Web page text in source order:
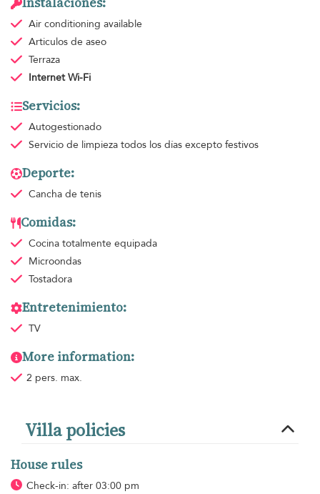
Air conditioning available
Articulos de aseo
Terraza
Internet Wi-Fi
Servicios:
Autogestionado
Servicio de limpieza todos los días excepto festivos
Deporte:
Cancha de tenis
Comidas:
Cocina totalmente equipada
Microondas
Tostadora
Entretenimiento:
TV
More information:
2 pers. max.
Villa policies
House rules
Check-in: after 03:00 pm